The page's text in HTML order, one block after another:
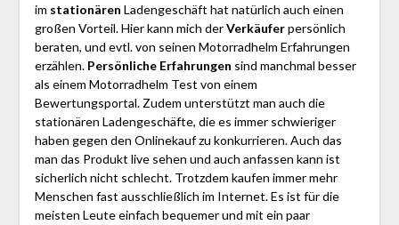
im stationären Ladengeschäft hat natürlich auch einen
großen Vorteil. Hier kann mich derVerkäuferpersönlich
beraten, und evtl. von seinen Motorradhelm Erfahrungen
erzählen. Persönliche Erfahrungen sind manchmal besser
als einem Motorradhelm Test von einem
Bewertungsportal. Zudem unterstützt man auch die
stationären Ladengeschäfte, die es immer schwieriger
haben gegen den Onlinekauf zu konkurrieren. Auch das
man das Produkt live sehen und auch anfassen kann ist
sicherlich nicht schlecht. Trotzdem kaufen immer mehr
Menschen fast ausschließlich im Internet. Es ist für die
meisten Leute einfach bequemer und mit ein paar